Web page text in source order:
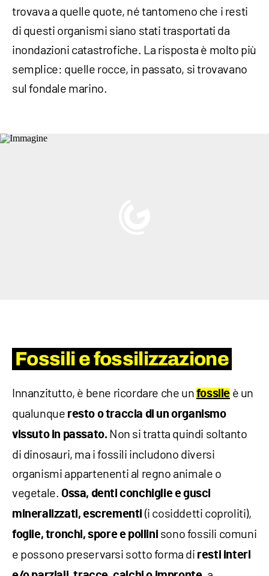
trovava a quelle quote, né tantomeno che i resti
di questi organismi siano stati trasportati da
inondazioni catastrofiche. La risposta è molto più
semplice: quelle rocce, in passato, si trovavano
sul fondale marino.
Fossili e fossilizzazione
Innanzitutto, è bene ricordare che un fossile è un
qualunque resto o traccia di un organismo
vissuto in passato. Non si tratta quindi soltanto
di dinosauri, ma i fossili includono diversi
organismi appartenenti al regno animale o
vegetale. Ossa, denti conchiglie e gusci
mineralizzati, escrementi (i cosiddetti coproliti),
foglie, tronchi, spore e pollini sono fossili comuni
e possono preservarsi sotto forma di resti interi